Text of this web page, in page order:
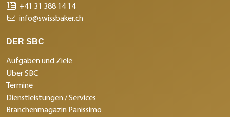
+41 31 388 14 14
info@swissbaker.ch
DER SBC
Aufgaben und Ziele
Über SBC
Termine
Dienstleistungen / Services
Branchenmagazin Panissimo